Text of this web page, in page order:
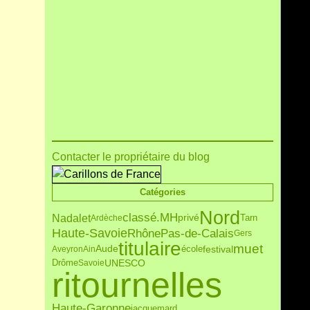
Contacter le propriétaire du blog
Catégories
NadaletArdècheclassé.MHprivéNordTarn
Haute-SavoieRhônePas-de-CalaisGers
AveyronAinAudetitulaireécolefestivalmuet
DrômeSavoieUNESCO
ritournelles
jacquemard